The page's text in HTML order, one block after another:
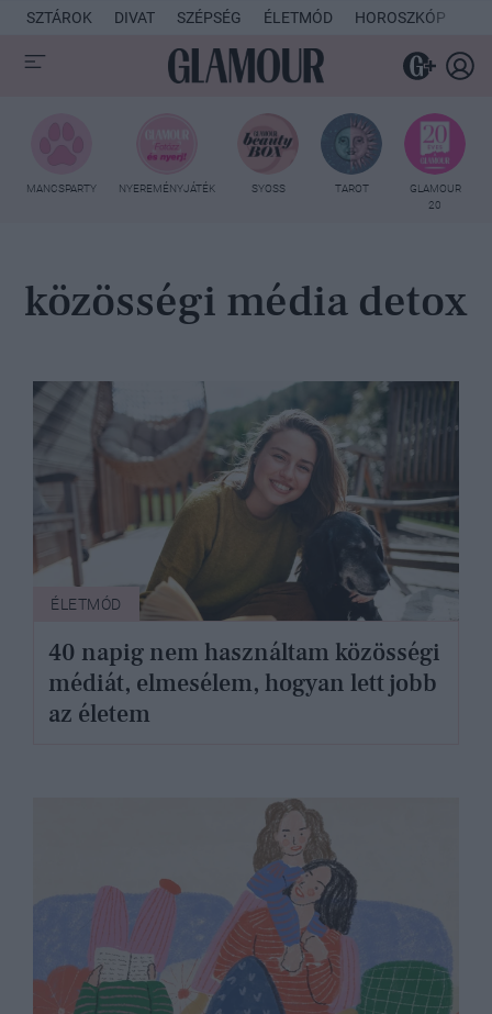
SZTÁROK DIVAT SZÉPSÉG ÉLETMÓD HOROSZKÓP
MANCSPARTY NYEREMÉNYJÁTÉK SYOSS TAROT
GLAMOUR
20
közösségi média detox
ÉLETMÓD
40 napig nem használtam közösségi
médiát, elmesélem, hogyan lett jobb
az életem